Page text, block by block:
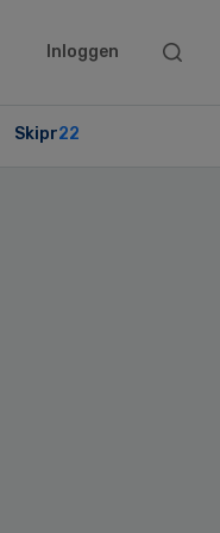
Inloggen
Search
Skipr22